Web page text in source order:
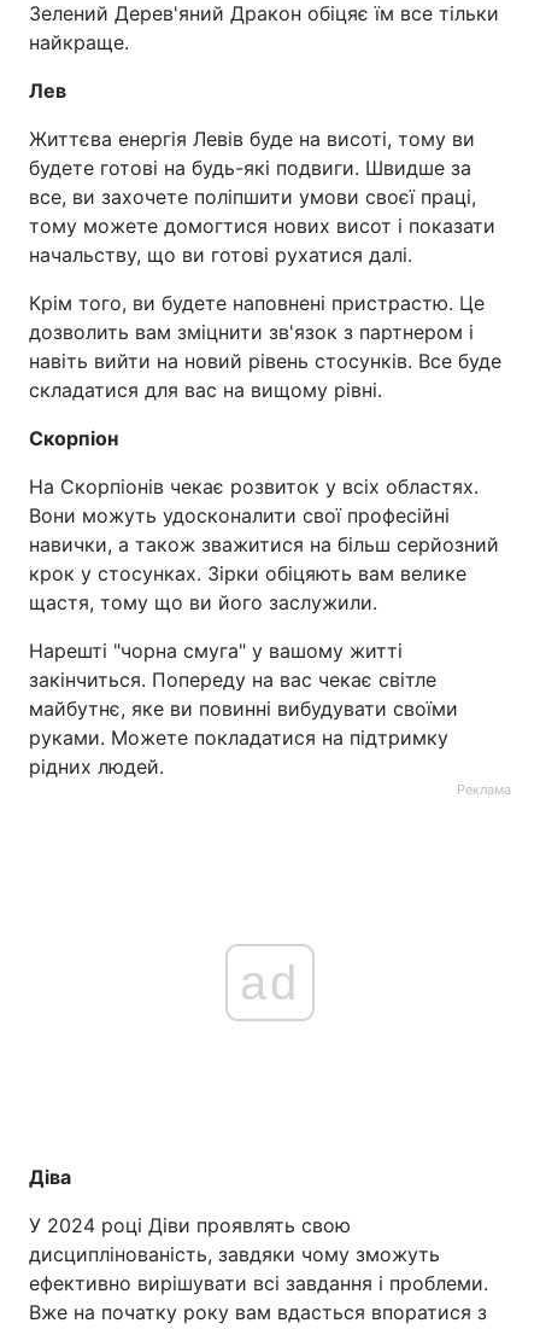
Зелений Дерев'яний Дракон обіцяє їм все тільки
найкраще.
Лев
Життєва енергія Левів буде на висоті, тому ви
будете готові на будь-які подвиги. Швидше за
все, ви захочете поліпшити умови своєї праці,
тому можете домогтися нових висот і показати
начальству, що ви готові рухатися далі.
Крім того, ви будете наповнені пристрастю. Це
дозволить вам зміцнити зв'язок з партнером і
навіть вийти на новий рівень стосунків. Все буде
складатися для вас на вищому рівні.
Скорпіон
На Скорпіонів чекає розвиток у всіх областях.
Вони можуть удосконалити свої професійні
навички, а також зважитися на більш серйозний
крок у стосунках. Зірки обіцяють вам велике
щастя, тому що ви його заслужили.
Нарешті "чорна смуга" у вашому житті
закінчиться. Попереду на вас чекає світле
майбутнє, яке ви повинні вибудувати своїми
руками. Можете покладатися на підтримку
рідних людей.
Реклама
ad
Діва
У 2024 році Діви проявлять свою
дисциплінованість, завдяки чому зможуть
ефективно вирішувати всі завдання і проблеми.
Вже на початку року вам вдасться впоратися з